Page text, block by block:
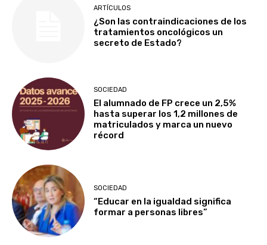
ARTÍCULOS
¿Son las contraindicaciones de los
tratamientos oncológicos un
secreto de Estado?
SOCIEDAD
El alumnado de FP crece un 2,5%
hasta superar los 1,2 millones de
matriculados y marca un nuevo
récord
SOCIEDAD
“Educar en la igualdad significa
formar a personas libres”